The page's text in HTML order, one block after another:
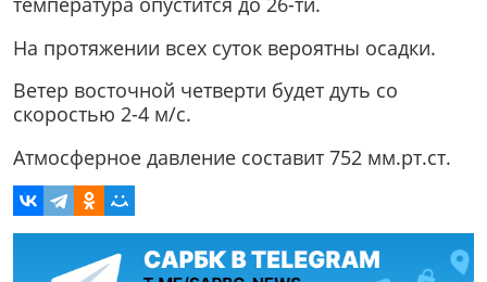
На протяжении всех суток вероятны осадки.
Ветер восточной четверти будет дуть со
скоростью 2-4 м/с.
Атмосферное давление составит 752 мм.рт.ст.